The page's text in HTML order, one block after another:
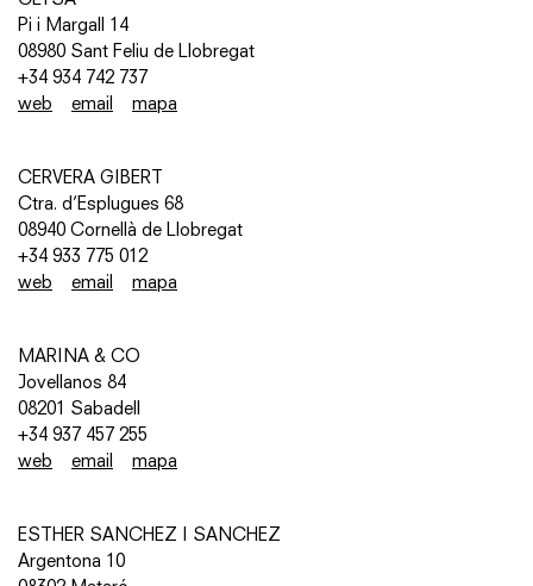
Pi i Margall 14
08980 Sant Feliu de Llobregat
+34 934 742 737
web
email mapa
CERVERA GIBERT
Ctra. d’Esplugues 68
08940 Cornellà de Llobregat
+34 933 775 012
web
email mapa
MARINA & CO
Jovellanos 84
08201 Sabadell
+34 937 457 255
web
email mapa
ESTHER SANCHEZ I SANCHEZ
Argentona 10